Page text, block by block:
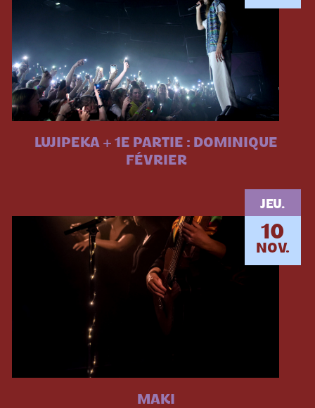
LUJIPEKA + 1E PARTIE : DOMINIQUE
FÉVRIER
JEU.
10
NOV.
MAKI